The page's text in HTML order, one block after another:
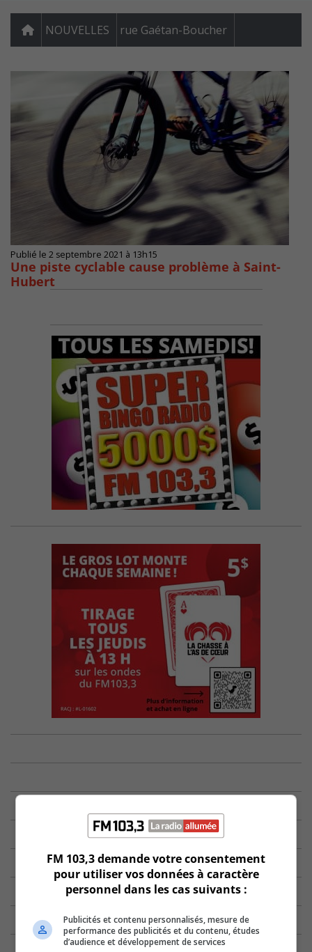
NOUVELLES rue Gaétan-Boucher
Publié le 2 septembre 2021 à 13h15
Une piste cyclable cause problème à Saint-
Hubert
FM 103,3 demande votre consentement
pour utiliser vos données à caractère
personnel dans les cas suivants :
Publicités et contenu personnalisés, mesure de
performance des publicités et du contenu, études
d’audience et développement de services